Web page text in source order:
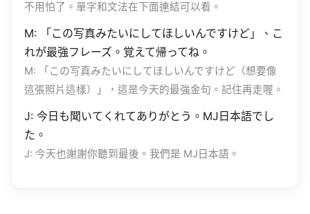
不用怕了。單字和文法在下面連結可以看。
M: 「この写真みたいにしてほしいんですけど」、こ
れが最強フレーズ。覚えて帰ってね。
M: 「この写真みたいにしてほしいんですけど（想要像
這張照片這樣）」，這是今天的最強金句。記住再走喔。
J: 今日も聞いてくれてありがとう。MJ日本語でし
た。
J: 今天也謝謝你聽到最後。我們是 MJ日本語。